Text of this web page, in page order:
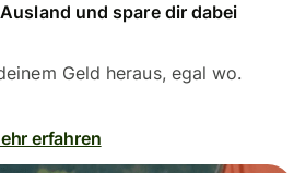
und spare dir dabei
Geld heraus, egal wo.
erfahren